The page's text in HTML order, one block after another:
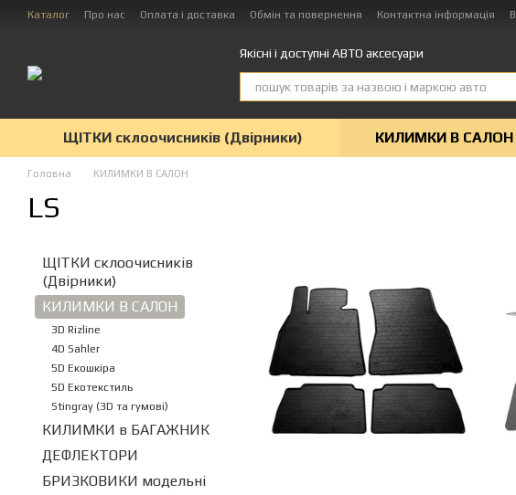
Перейти до основного контенту
Каталог Про нас Оплата і доставка Обмін та повернення Контактна інформація
Якісні і доступні АВТО аксесуари
ЩІТКИ склоочисників (Двірники) КИЛИМКИ В САЛОН
Головна КИЛИМКИ В САЛОН
LS
ЩІТКИ склоочисників
(Двірники)
КИЛИМКИ В САЛОН
3D Rizline
4D Sahler
5D Екошкіра
5D Екотекстиль
Stingray (3D та гумові)
КИЛИМКИ в БАГАЖНИК
ДЕФЛЕКТОРИ
БРИЗКОВИКИ модельні